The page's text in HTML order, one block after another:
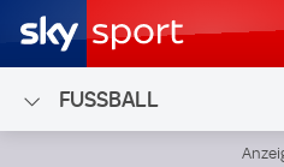
FUSSBALL